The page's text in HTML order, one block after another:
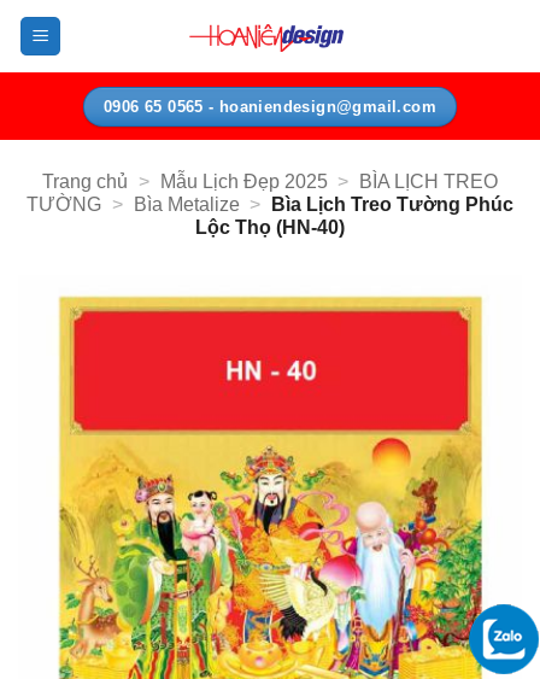
Bỏ
nội
0906 65 0565 - hoaniendesign@gmail.com
Trang chủ > Mẫu Lịch Đẹp 2025 >
BÌA LỊCH TREO
TƯỜNG > Bìa Metalize >
Bìa Lịch Treo Tường Phúc
Lộc Thọ (HN-40)